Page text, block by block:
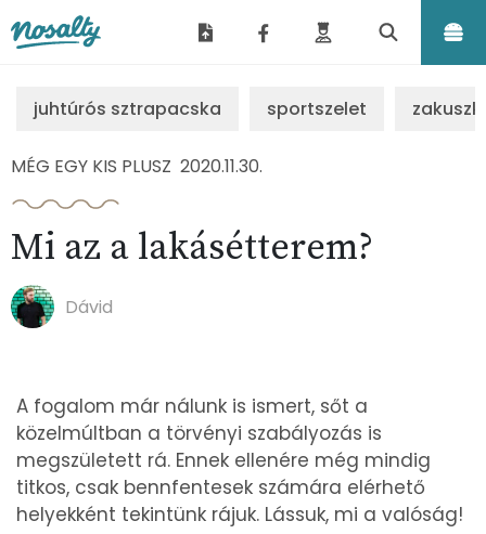
juhtúrós sztrapacska sportszelet
MÉG EGY KIS PLUSZ 2020.11.30.
Mi az a lakásétterem?
Dávid
A fogalom már nálunk is ismert, sőt a
közelmúltban a törvényi szabályozás is
megszületett rá. Ennek ellenére még mindig
titkos, csak bennfentesek számára elérhető
helyekként tekintünk rájuk. Lássuk, mi a valóság!